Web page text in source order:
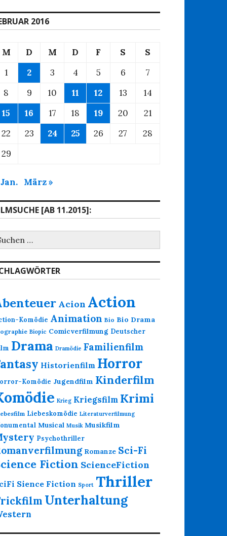
2016
M D M D F S
S
1
2 3 4 5 6
7
8
9 10 11 12 13
14
15
16 17 18 19 20
21
22
23 24 25 26 27
28
29
März »
[AB 11.2015]:
Acion Action
Komödie Animation Bio Bio Drama
Biopic Comicverfilmung Deutscher
Drama Dramödie Familienfilm
Historienfilm Horror
Komödie Jugendfilm Kinderfilm
Krieg Kriegsfilm Krimi
Liebeskomödie Literaturverfilmung
Musical Musik Musikfilm
Psychothriller
Romanze Sci-Fi
Fiction ScienceFiction
Sience Fiction Sport Thriller
Unterhaltung